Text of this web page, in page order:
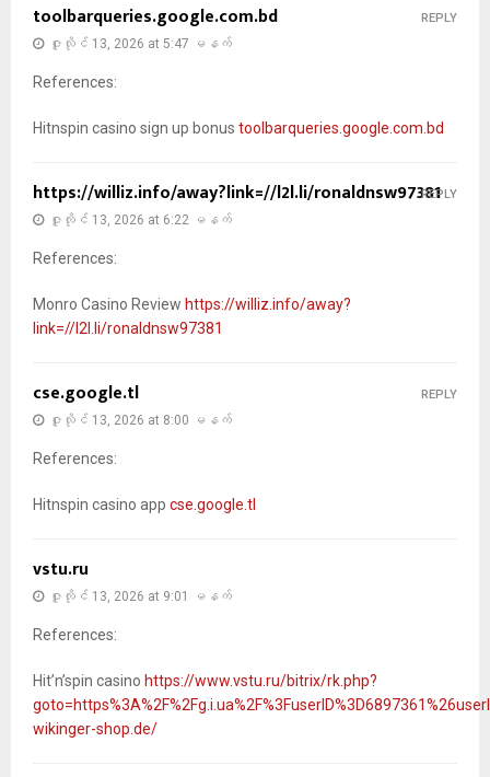
toolbarqueries.google.com.bd
ဇူလိုင် 13, 2026 at 5:47 မနက်
References:
Hitnspin casino sign up bonus toolbarqueries.google.com.bd
REPLY
https://williz.info/away?link=//l2l.li/ronaldnsw97381
ဇူလိုင် 13, 2026 at 6:22 မနက်
References:
Monro Casino Review https://williz.info/away?
link=//l2l.li/ronaldnsw97381
REPLY
cse.google.tl
ဇူလိုင် 13, 2026 at 8:00 မနက်
References:
Hitnspin casino app cse.google.tl
REPLY
vstu.ru
ဇူလိုင် 13, 2026 at 9:01 မနက်
References:
Hit’n’spin casino https://www.vstu.ru/bitrix/rk.php?
wikinger-shop.de/